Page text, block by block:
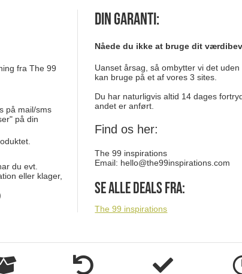
fra The 99
på mail/sms
på din
du evt.
eller klager,
Din garanti:
Nåede du ikke at bruge dit
Uanset årsag, så ombytter vi det
kan bruge på et af vores 3 sites.
Du har naturligvis altid 14 dages
andet er anført.
Find os her:
The 99 inspirations
Email: hello@the99inspirations.com
Se alle deals fra:
The 99 inspirations